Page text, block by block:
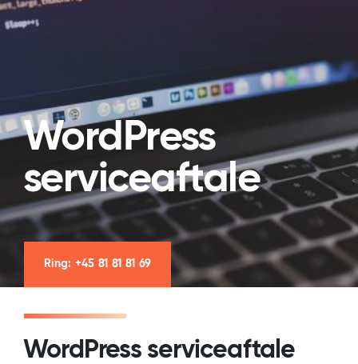
WordPress
serviceaftale
Ring: +45 81 81 81 69
WordPress serviceaftale